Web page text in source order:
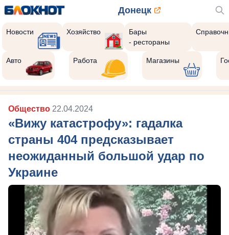
Донецк
Новости Хозяйство
Бары
- рестораны
Авто Работа Магазины
Общество 22.04.2024
«Вижу катастрофу»: гадалка
страны 404 предсказывает
неожиданный большой удар по
Украине